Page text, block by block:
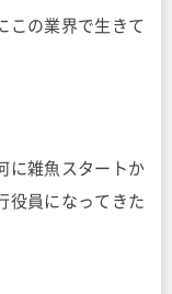
この業界で生きて
に雑魚スタートか
役員になってきた